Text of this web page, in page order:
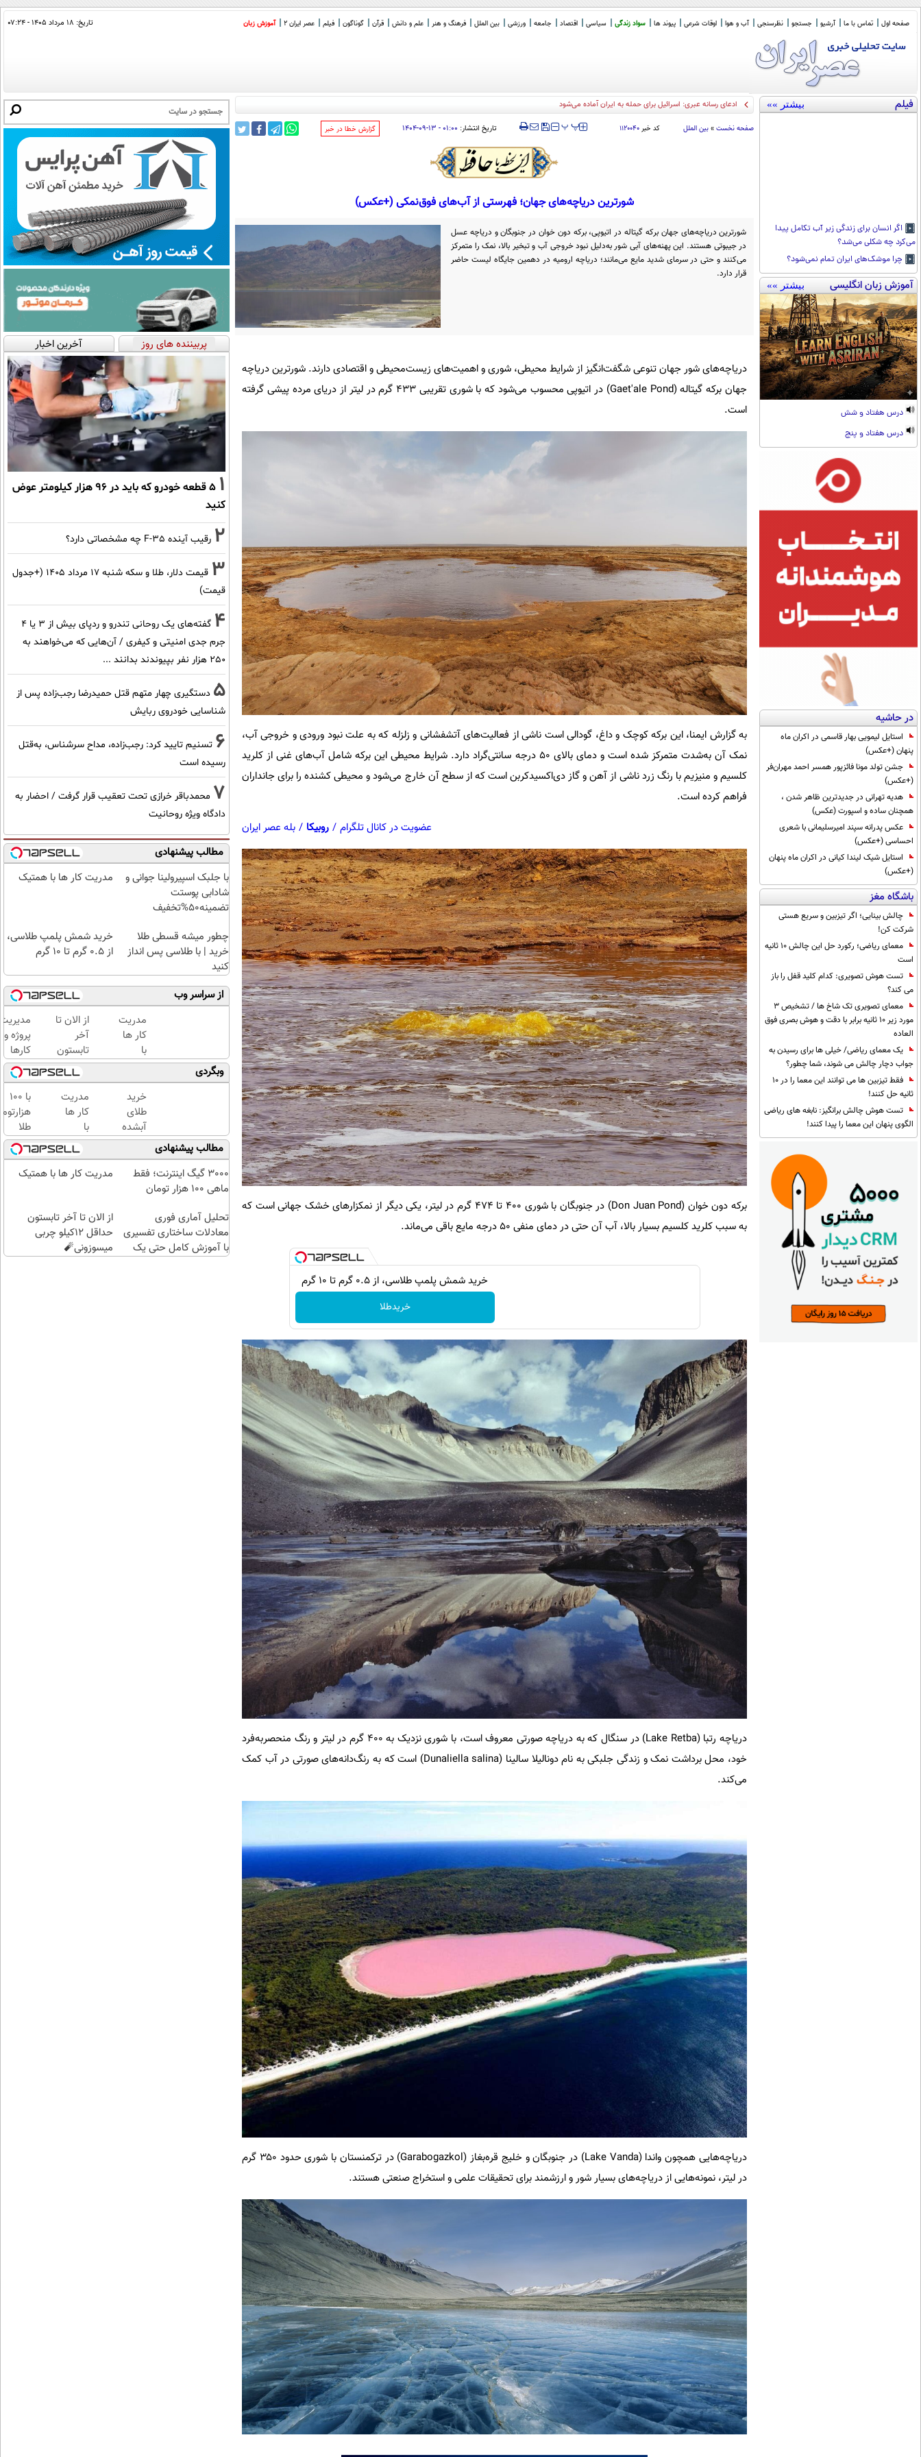
صفحه اول تماس با ما آرشیو جستجو نظرسنجی آب و هوا اوقات شرعی پیوند ها سواد زندگی سیاسی اقتصاد جامعه ورزشی بین الملل فرهنگ و هنر علم و دانش قرآن گوناگون فیلم عصر ایران 2 آموزش زبان تاریخ: ۱۸ مرداد ۱۴۰۵ - ۰۷:۲۴
فیلم بیشتر »»
اگر انسان برای زندگی زیر آب تکامل پیدا
می‌کرد چه شکلی می‌شد؟
چرا موشک‌های ایران تمام نمی‌شود؟
آموزش زبان انگلیسی بیشتر »»
درس هفتاد و شش
درس هفتاد و پنج
در حاشیه
استایل لیمویی بهار قاسمی در اکران ماه
پنهان (+عکس)
جشن تولد مونا فائزپور همسر احمد مهران‌فر
(+عکس)
هدیه تهرانی در جدیدترین ظاهر شدن ،
همچنان ساده و اسپورت (عکس)
عکس پدرانه سپند امیرسلیمانی با شعری
احساسی (+عکس)
استایل شیک لیندا کیانی در اکران ماه پنهان
(+عکس)
باشگاه مغز
چالش بینایی؛ اگر تیزبین و سریع هستی
شرکت کن!
معمای ریاضی؛ رکورد حل این چالش 10 ثانیه
است
تست هوش تصویری: کدام کلید قفل را باز
می کند؟
معمای تصویری تک شاخ ها / تشخیص 3
مورد زیر 10 ثانیه برابر با دقت و هوش بصری فوق
العاده
یک معمای ریاضی/ خیلی ها برای رسیدن به
جواب دچار چالش می شوند، شما چطور؟
فقط تیزبین ها می توانند این معما را در 10
ثانیه حل کنند!
تست هوش چالش برانگیز: نابغه های ریاضی
الگوی پنهان این معما را پیدا کنند!
امروز با حافظ: محتسب شیخ شد_
صفحه نخست » بین الملل کد خبر ۱۱۲۰۰۴۰ ‍‍‍ پ پ تاریخ انتشار: ۰۱:۰۰ - ۱۳-۰۹-۱۴۰۴ ‌گزارش خطا در خبر
شورترین دریاچه‌های جهان؛ فهرستی از آب‌های فوق‌نمکی (+عکس)
شورترین دریاچه‌های جهان برکه گیتاله در اتیوپی، برکه دون خوان در جنوبگان و دریاچه عسل
در جیبوتی هستند. این پهنه‌های آبی شور به‌دلیل نبود خروجی آب و تبخیر بالا، نمک را متمرکز
می‌کنند و حتی در سرمای شدید مایع می‌مانند؛ دریاچه ارومیه در دهمین جایگاه لیست حاضر
قرار دارد.
دریاچه‌های شور جهان تنوعی شگفت‌انگیز از شرایط محیطی، شوری و اهمیت‌های زیست‌محیطی و اقتصادی دارند. شورترین دریاچه
جهان برکه گیتاله (Gaet'ale Pond) در اتیوپی محسوب می‌شود که با شوری تقریبی ۴۳۳ گرم در لیتر از دریای مرده پیشی گرفته
است.
به گزارش ایمنا، این برکه کوچک و داغ، گودالی است ناشی از فعالیت‌های آتشفشانی و زلزله که به علت نبود ورودی و خروجی آب،
نمک آن به‌شدت متمرکز شده است و دمای بالای ۵۰ درجه سانتی‌گراد دارد. شرایط محیطی این برکه شامل آب‌های غنی از کلرید
کلسیم و منیزیم با رنگ زرد ناشی از آهن و گاز دی‌اکسیدکربن است که از سطح آن خارج می‌شود و محیطی کشنده را برای جانداران
فراهم کرده است.
عضویت در کانال تلگرام / روبیکا / بله عصر ایران
برکه دون خوان (Don Juan Pond) در جنوبگان با شوری ۴۰۰ تا ۴۷۴ گرم در لیتر، یکی دیگر از نمکزارهای خشک جهانی است که
به سبب کلرید کلسیم بسیار بالا، آب آن حتی در دمای منفی ۵۰ درجه مایع باقی می‌ماند.
خرید شمش پلمپ طلاسی، از ۰.۵ گرم تا ۱۰ گرم
خریدطلا
دریاچه رتبا (Lake Retba) در سنگال که به دریاچه صورتی معروف است، با شوری نزدیک به ۴۰۰ گرم در لیتر و رنگ منحصربه‌فرد
خود، محل برداشت نمک و زندگی جلبکی به نام دونالیلا سالینا (Dunaliella salina) است که به رنگ‌دانه‌های صورتی در آب کمک
می‌کند.
دریاچه‌هایی همچون واندا (Lake Vanda) در جنوبگان و خلیج قره‌بغاز (Garabogazkol) در ترکمنستان با شوری حدود ۳۵۰ گرم
در لیتر، نمونه‌هایی از دریاچه‌های بسیار شور و ارزشمند برای تحقیقات علمی و استخراج صنعتی هستند.
پربیننده های روز آخرین اخبار
1
۵ قطعه خودرو که باید در ۹۶ هزار کیلومتر عوض
کنید
2 رقیب آینده F-35 چه مشخصاتی دارد؟
3
قیمت دلار، طلا و سکه شنبه ۱۷ مرداد ۱۴۰۵ (+جدول
قیمت)
4
گفته‌های یک روحانی تندرو و ردپای بیش از ۳ یا ۴
جرم جدی امنیتی و کیفری / آن‌هایی که می‌خواهند به
۲۵۰ هزار نفر بپیوندند بدانند ...
5 دستگیری چهار متهم قتل حمیدرضا رجب‌زاده پس از
شناسایی خودروی ربایش
6 تسنیم تایید کرد: رجب‌زاده، مداح سرشناس، به‌قتل
رسیده است
7 محمدباقر خرازی تحت تعقیب قرار گرفت / احضار به
دادگاه ویژه روحانیت
مطالب پیشنهادی
با جلبک اسپیرولینا جوانی و
شادابی پوستت
تضمینه50%تخفیف
مدریت کار ها با همتیک
چطور میشه قسطی طلا
خرید | با طلاسی پس انداز
کنید
خرید شمش پلمپ طلاسی،
از ۰.۵ گرم تا ۱۰ گرم
از سراسر وب
مدریت
کار ها
با
همتیک
از الان تا
آخر
تابستون
حداقل
12کیلو
چربی
میسوزونی
🧨
مدیریت
پروژه و
کارها
وبگردی
خرید
طلای
آبشده
حتی با
۱۰۰هزارتومان
مدریت
کار ها
با
همتیک
با ۱۰۰
طلا
بخرید،
اون هم
قسطی
مطالب پیشنهادی
3000 گیگ اینترنت؛ فقط
ماهی 100 هزار تومان
مدریت کار ها با همتیک
تحلیل آماری فوری
معادلات ساختاری تفسیری
با آموزش کامل حتی یک
از الان تا آخر تابستون
حداقل 12کیلو چربی
میسوزونی🧨